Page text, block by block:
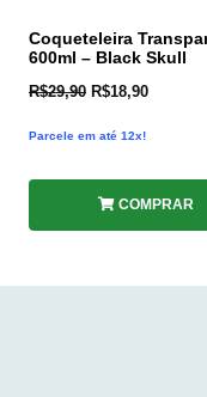
Coqueteleira
600ml – Black Skull
R$29,90 R$18,90
Parcele em até 12x!
COMPRAR